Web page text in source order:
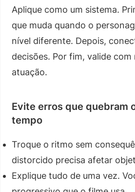
Aplique como um sistema.
que muda quando o
nível diferente. Depois,
decisões. Por fim, valide
atuação.
Evite erros que quebram
tempo
Troque o ritmo sem
distorcido precisa afetar
Explique tudo de uma vez.